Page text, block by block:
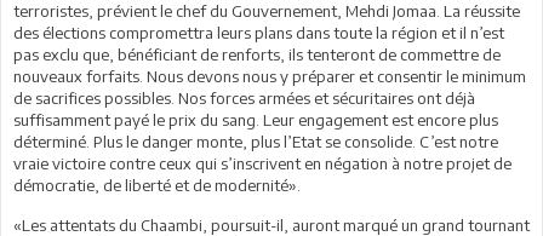
terroristes, prévient le chef du Gouvernement, Mehdi Jomaa. La réussite
des élections compromettra leurs plans dans toute la région et il n’est
pas exclu que, bénéficiant de renforts, ils tenteront de commettre de
nouveaux forfaits. Nous devons nous y préparer et consentir le minimum
de sacrifices possibles. Nos forces armées et sécuritaires ont déjà
suffisamment payé le prix du sang. Leur engagement est encore plus
déterminé. Plus le danger monte, plus l’Etat se consolide. C’est notre
vraie victoire contre ceux qui s’inscrivent en négation à notre projet de
démocratie, de liberté et de modernité».
«Les attentats du Chaambi, poursuit-il, auront marqué un grand tournant